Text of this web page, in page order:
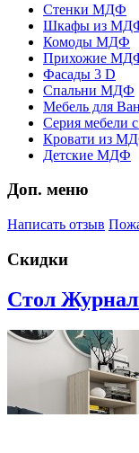
Стенки МДФ
Шкафы из
Комоды МДФ
Прихожие
Фасады 3 D
Спальни МДФ
Мебель для
Серия мебели
Кровати из
Детские МДФ
Доп. меню
Написать отзыв
Скидки
Стол